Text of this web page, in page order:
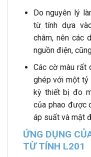
Do nguyên lý
từ tính dựa
châm, nên các
nguồn điện,
Các cờ màu rất
ghép với một
kỳ thiết bị đo
của phao được
áp suất và mật
ỨNG DỤNG
TỪ TÍNH L201